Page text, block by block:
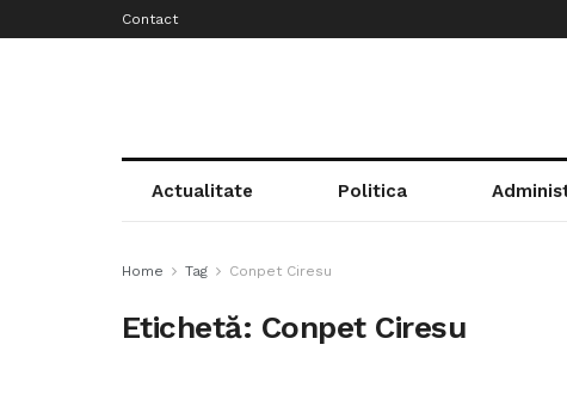
Contact
Actualitate Politica
Home Tag Conpet Ciresu
Etichetă: Conpet Ciresu